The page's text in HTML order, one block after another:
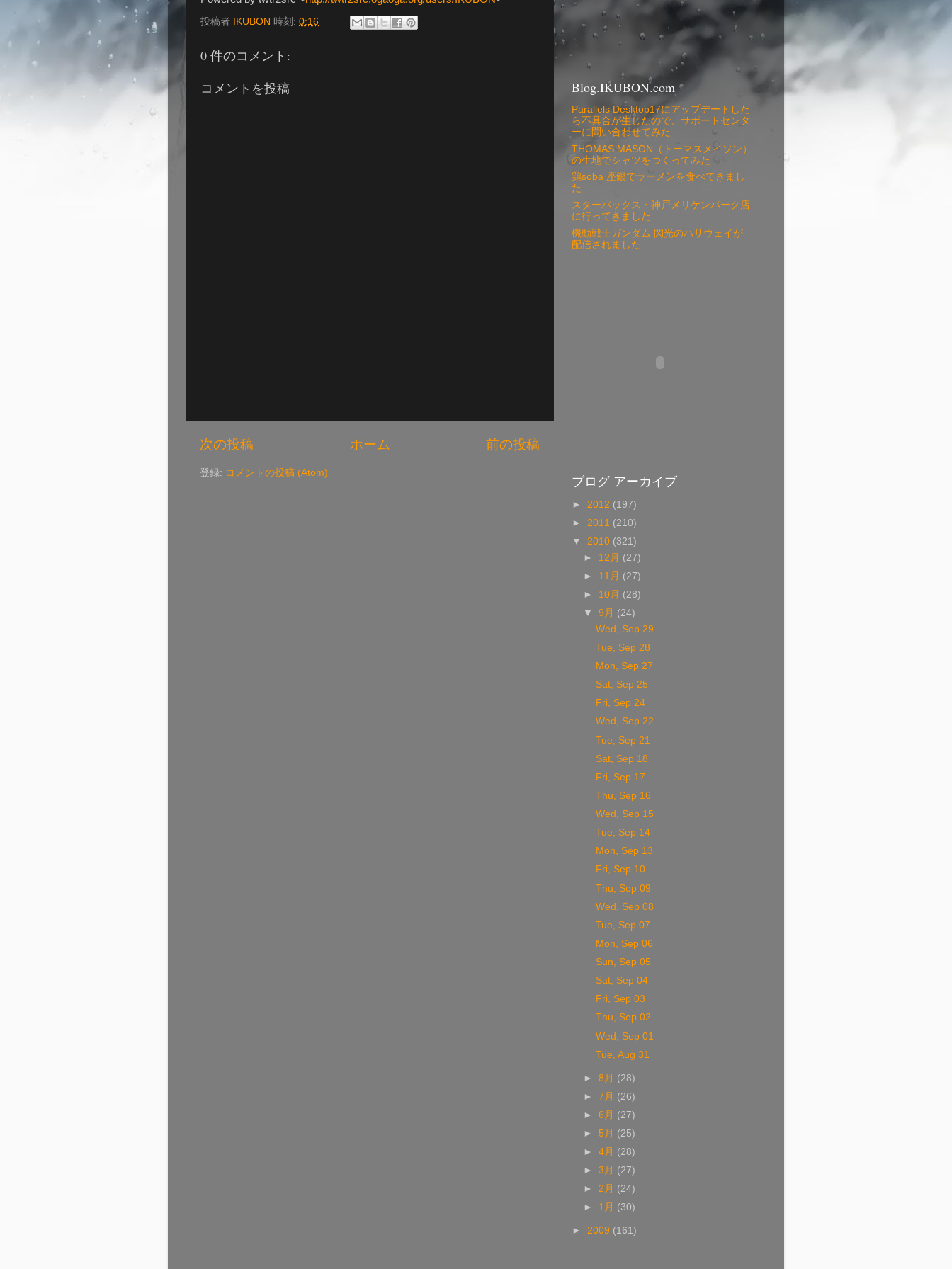
投稿者 IKUBON 時刻: 0:16
0 件のコメント:
コメントを投稿
次の投稿 前の投稿
ホーム
登録: コメントの投稿 (Atom)
Blog.IKUBON.com
Parallels Desktop17にアップデートした
ら不具合が生じたので、サポートセンタ
ーに問い合わせてみた
THOMAS MASON（トーマスメイソン）
の生地でシャツをつくってみた
鶏soba 座銀でラーメンを食べてきまし
た
スターバックス・神戸メリケンパーク店
に行ってきました
機動戦士ガンダム 閃光のハサウェイが
配信されました
ブログ アーカイブ
► 2012 (197)
► 2011 (210)
▼ 2010 (321)
► 12月 (27)
► 11月 (27)
► 10月 (28)
▼9月 (24)
Wed, Sep 29
Tue, Sep 28
Mon, Sep 27
Sat, Sep 25
Fri, Sep 24
Wed, Sep 22
Tue, Sep 21
Sat, Sep 18
Fri, Sep 17
Thu, Sep 16
Wed, Sep 15
Tue, Sep 14
Mon, Sep 13
Fri, Sep 10
Thu, Sep 09
Wed, Sep 08
Tue, Sep 07
Mon, Sep 06
Sun, Sep 05
Sat, Sep 04
Fri, Sep 03
Thu, Sep 02
Wed, Sep 01
Tue, Aug 31
►8月 (28)
►7月 (26)
►6月 (27)
► 5月 (25)
►4月 (28)
►3月 (27)
►2月 (24)
► 1月 (30)
► 2009 (161)